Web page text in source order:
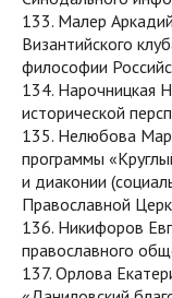
133. Малер
Византийского
философии
134. Нарочницкая
исторической
135. Нелюбова
программы
и диаконии
Православной
136. Никифоров
православного
137. Орлова